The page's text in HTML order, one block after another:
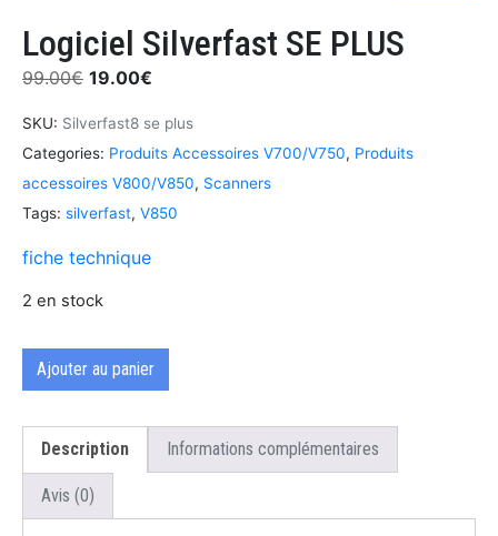
Logiciel Silverfast SE PLUS
99.00€ 19.00€
SKU: Silverfast8 se plus
Categories: Produits Accessoires V700/V750, Produits
accessoires V800/V850, Scanners
Tags: silverfast, V850
fiche technique
2 en stock
Ajouter au panier
Description Informations complémentaires
Avis (0)